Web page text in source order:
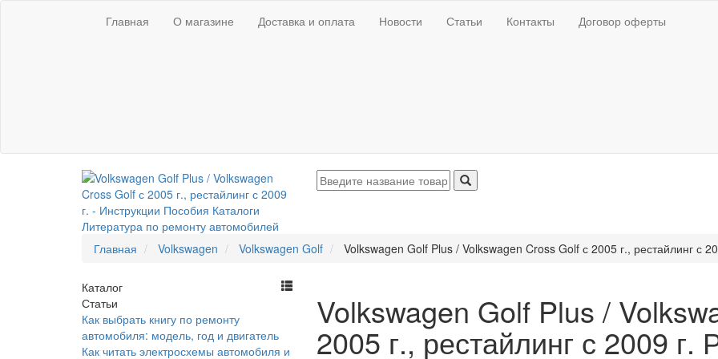
Главная О магазине Доставка и оплата Новости Статьи Контакты Договор оферты
Главная Volkswagen Volkswagen Golf Volkswagen Golf Plus / Volkswagen Cross Golf с 2005 г., рестайлинг с
Каталог
Статьи
Как выбрать книгу по ремонту
автомобиля: модель, год и двигатель
Как читать электросхемы автомобиля и
Volkswagen Golf Plus /
2005 г., рестайлинг с 2009 г.